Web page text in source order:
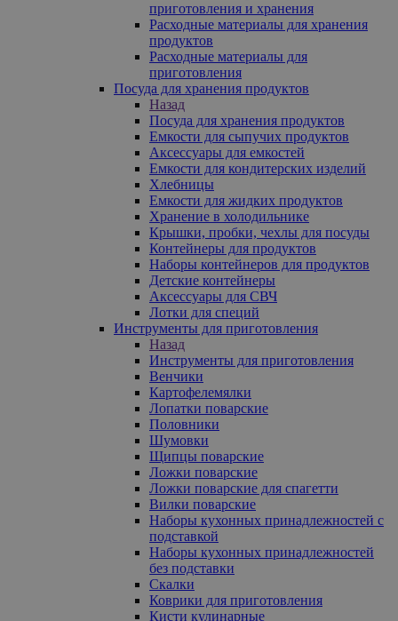
приготовления и хранения
Расходные материалы для хранения
продуктов
Расходные материалы для
приготовления
Посуда для хранения продуктов
Назад
Посуда для хранения продуктов
Емкости для сыпучих продуктов
Аксессуары для емкостей
Емкости для кондитерских изделий
Хлебницы
Емкости для жидких продуктов
Хранение в холодильнике
Крышки, пробки, чехлы для посуды
Контейнеры для продуктов
Наборы контейнеров для продуктов
Детские контейнеры
Аксессуары для СВЧ
Лотки для специй
Инструменты для приготовления
Назад
Инструменты для приготовления
Венчики
Картофелемялки
Лопатки поварские
Половники
Шумовки
Щипцы поварские
Ложки поварские
Ложки поварские для спагетти
Вилки поварские
Наборы кухонных принадлежностей с
подставкой
Наборы кухонных принадлежностей
без подставки
Скалки
Коврики для приготовления
Кисти кулинарные